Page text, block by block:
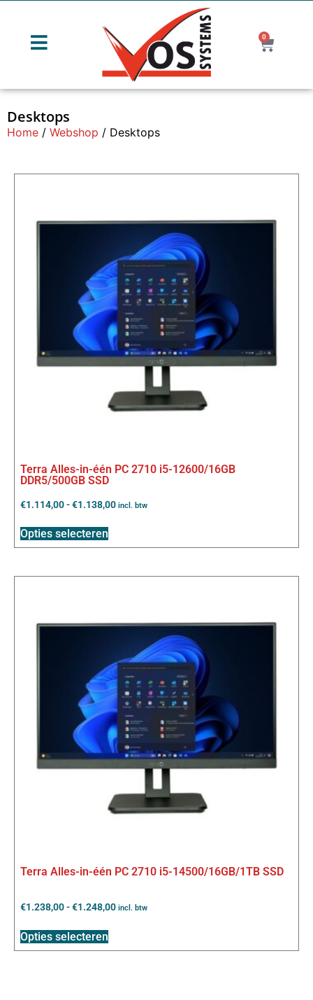
0
Desktops
Home / Webshop / Desktops
Terra Alles-in-één PC 2710 i5-12600/16GB
DDR5/500GB SSD
€1.114,00-€1.138,00 incl. btw
Opties selecteren
Terra Alles-in-één PC 2710 i5-14500/16GB/1TB SSD
€1.238,00-€1.248,00 incl. btw
Opties selecteren